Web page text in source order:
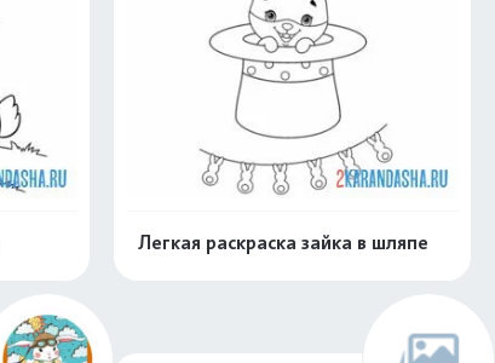
Легкая раскраска зайка в шляпе